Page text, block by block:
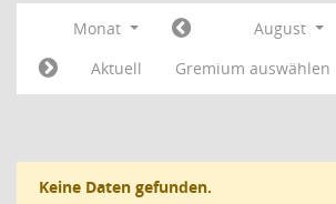
Monat August
Aktuell
Gremium auswählen
Keine Daten gefunden.